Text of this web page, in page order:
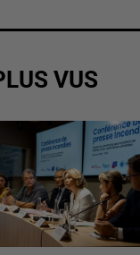
VUS